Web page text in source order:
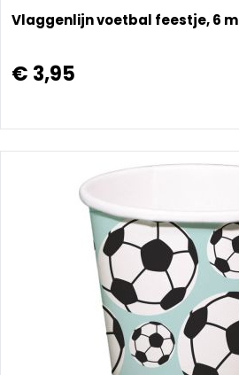
Vlaggenlijn voetbal feestje, 6 m
€ 3,95